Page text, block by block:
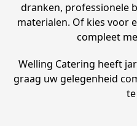
dranken, professionele
materialen. Of kies voor
compleet
Welling Catering heeft
graag uw gelegenheid